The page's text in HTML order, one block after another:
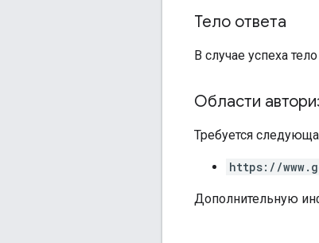
Тело ответа
В случае успеха
Области
Требуется
https://
Дополнительную